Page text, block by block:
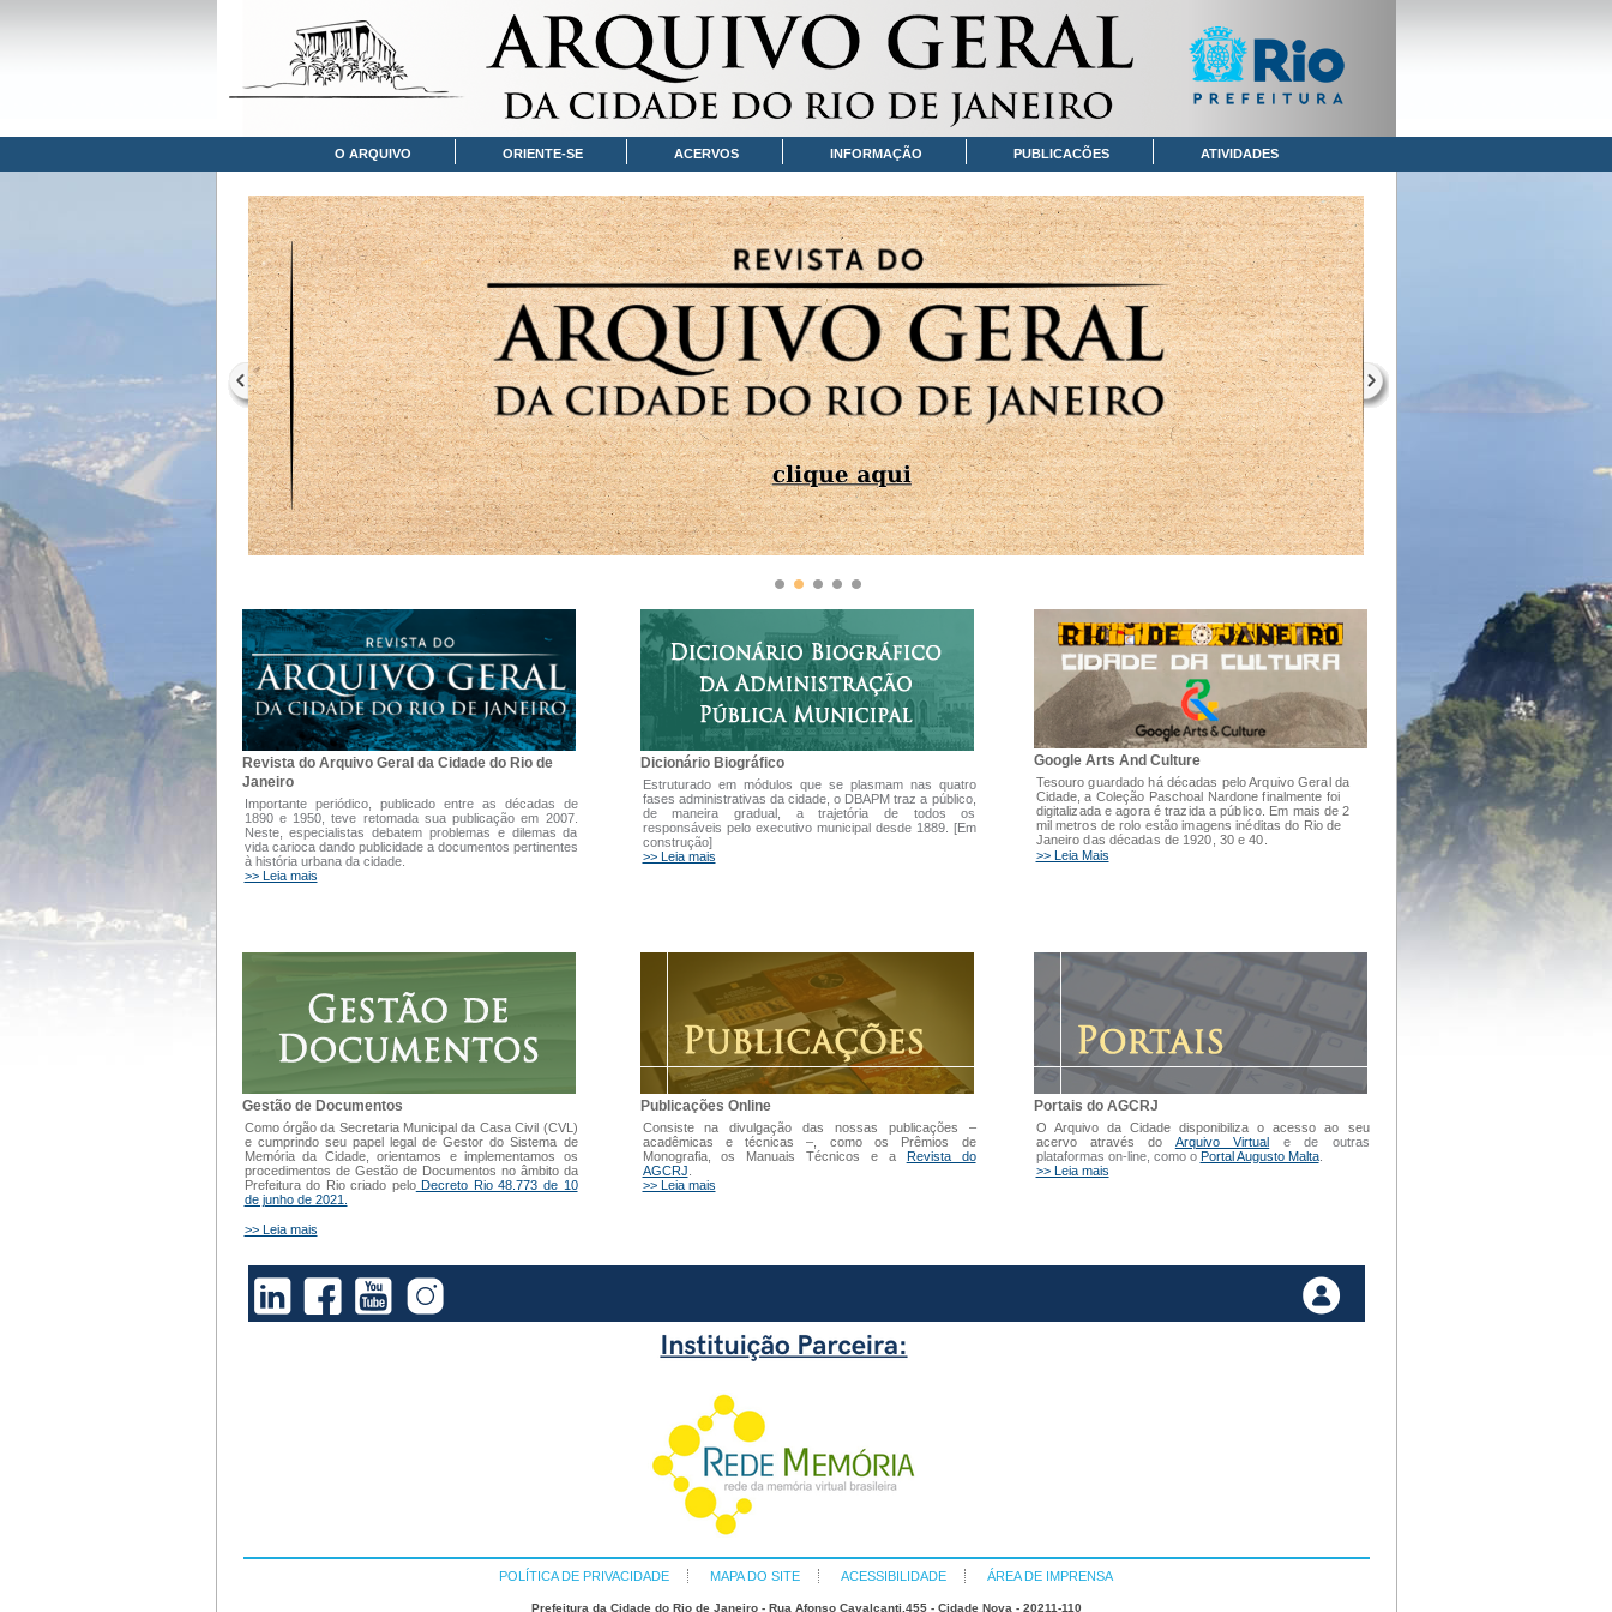
O ARQUIVO ORIENTE-SE ACERVOS INFORMAÇÃO PUBLICACÕES ATIVIDADES
Revista do Arquivo Geral da Cidade do Rio de
Janeiro
Importante periódico, publicado entre as décadas de
1890 e 1950, teve retomada sua publicação em 2007.
Neste, especialistas debatem problemas e dilemas da
vida carioca dando publicidade a documentos pertinentes
à história urbana da cidade.
>> Leia mais
Dicionário Biográfico
Estruturado em módulos que se plasmam nas quatro
fases administrativas da cidade, o DBAPM traz a público,
de maneira gradual, a trajetória de todos os
responsáveis pelo executivo municipal desde 1889. [Em
construção]
>> Leia mais
Google Arts And Culture
Tesouro guardado há décadas pelo Arquivo Geral da
Cidade, a Coleção Paschoal Nardone finalmente foi
digitalizada e agora é trazida a público. Em mais de 2
mil metros de rolo estão imagens inéditas do Rio de
Janeiro das décadas de 1920, 30 e 40.
>> Leia Mais
Gestão de Documentos
Como órgão da Secretaria Municipal da Casa Civil (CVL)
e cumprindo seu papel legal de Gestor do Sistema de
Memória da Cidade, orientamos e implementamos os
procedimentos de Gestão de Documentos no âmbito da
Prefeitura do Rio criado peloDecreto Rio 48.773 de 10
de junho de 2021.
>> Leia mais
Publicações Online
Consiste na divulgação das nossas publicações –
acadêmicas e técnicas –, como os Prêmios de
Monografia, os Manuais Técnicos e a Revista do
AGCRJ
>> Leia mais
Portais do AGCRJ
O Arquivo da Cidade disponibiliza o acesso ao seu
acervo através do Arquivo Virtual e de outras
plataformas on-line, como o Portal Augusto Malta.
>> Leia mais
POLÍTICA DE PRIVACIDADE MAPA DO SITE ACESSIBILIDADE ÁREA DE IMPRENSA
Prefeitura da Cidade do Rio de Janeiro - Rua Afonso Cavalcanti,455 - Cidade Nova - 20211-110